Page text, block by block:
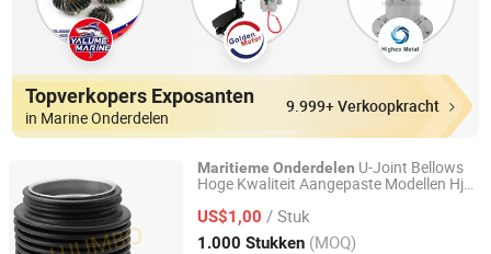
Topverkopers Exposanten
in Marine Onderdelen
9.999+ Verkoopkracht
Maritieme Onderdelen U-Joint Bellows
Hoge Kwaliteit Aangepaste Modellen Hjb-
US$1,00 / Stuk
1.000 Stukken (MOQ)
Taizhou Hjumbo Machinery Co. Ltd.
Zhejiang, China Sinds 2024